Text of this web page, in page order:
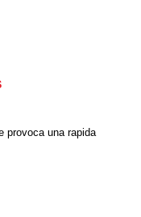
provoca una rapida